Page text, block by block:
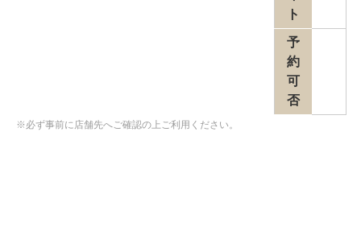
ト
予
約
可
否
※必ず事前に店舗先へご確認の上ご利用ください。